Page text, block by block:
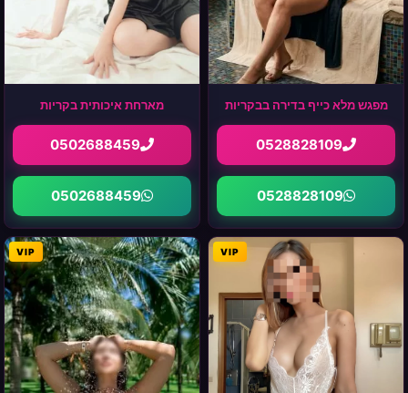
מפגש מלא כייף בדירה בבקריות
0528828109
0528828109
מארחת איכותית בקריות
0502688459
0502688459
VIP
VIP